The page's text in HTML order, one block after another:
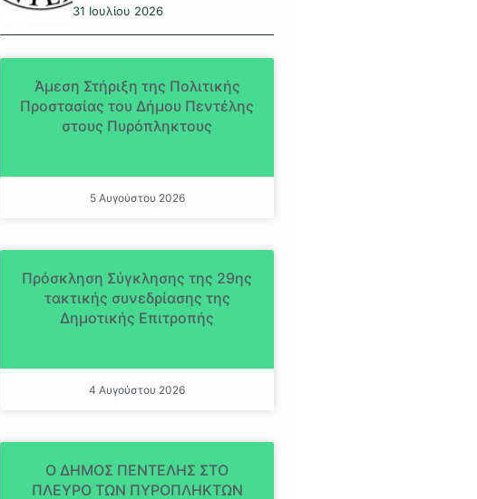
31 Ιουλίου 2026
Άμεση Στήριξη της Πολιτικής
Προστασίας του Δήμου Πεντέλης
στους Πυρόπληκτους
5 Αυγούστου 2026
Πρόσκληση Σύγκλησης της 29ης
τακτικής συνεδρίασης της
Δημοτικής Επιτροπής
4 Αυγούστου 2026
Ο ΔΗΜΟΣ ΠΕΝΤΕΛΗΣ ΣΤΟ
ΠΛΕΥΡΟ ΤΩΝ ΠΥΡΟΠΛΗΚΤΩΝ